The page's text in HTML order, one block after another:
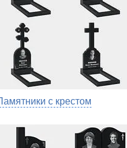
с крестом